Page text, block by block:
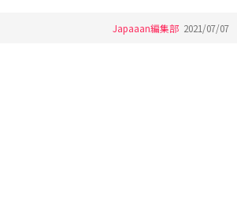
Japaaan編集部 2021/07/07